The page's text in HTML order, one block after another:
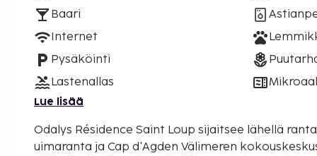
Baari
Internet
Pysäköinti
Lastenallas
Lue lisää
Odalys Résidence Saint Loup sijaitsee lähellä
uimaranta ja Cap d'Agden Välimeren